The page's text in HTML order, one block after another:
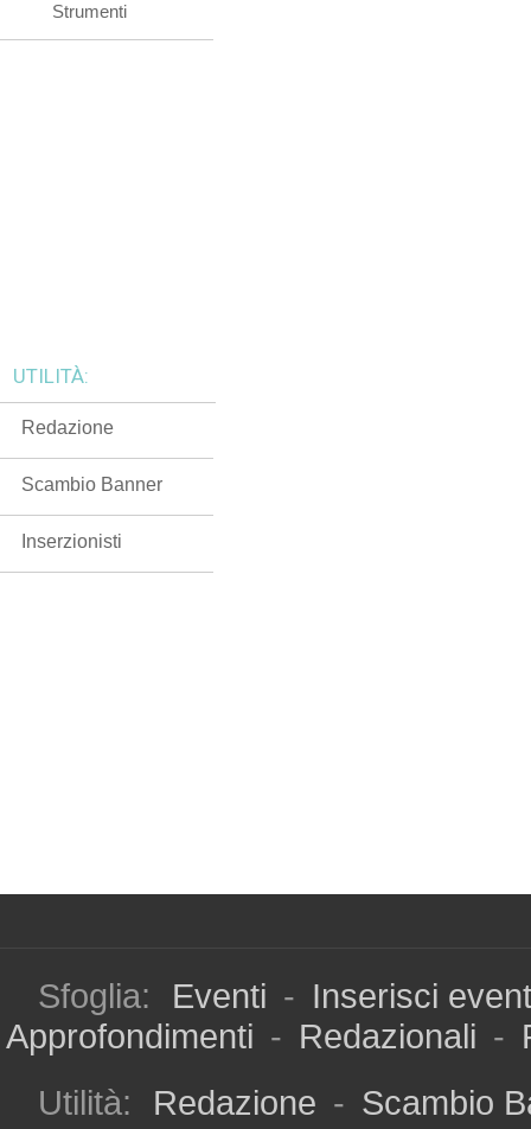
Strumenti
UTILITÀ:
Redazione
Scambio Banner
Inserzionisti
Sfoglia: Eventi - Inserisci
Approfondimenti - Redazionali -
Utilità:
Redazione - Scambio